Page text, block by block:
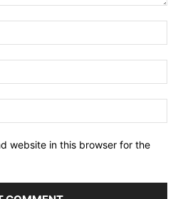
website in this browser for the